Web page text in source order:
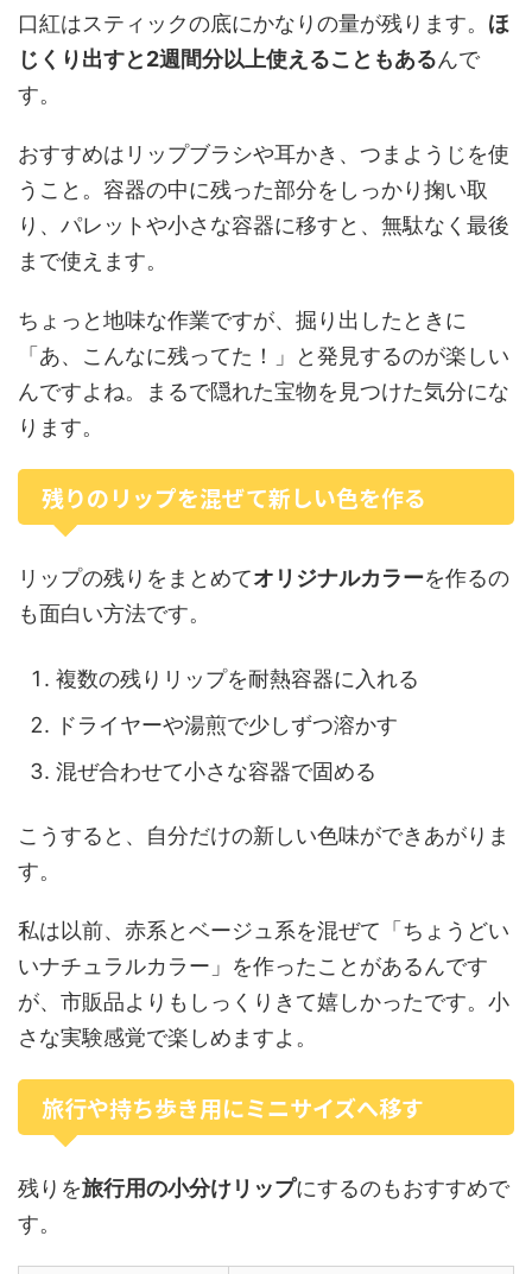
口紅はスティックの底にかなりの量が残ります。 ほ
じくり出すと2週間分以上使えることもあるんで
す。
おすすめはリップブラシや耳かき、つまようじを使
うこと。容器の中に残った部分をしっかり掬い取
り、パレットや小さな容器に移すと、無駄なく最後
まで使えます。
ちょっと地味な作業ですが、掘り出したときに
「あ、こんなに残ってた！」と発見するのが楽しい
んですよね。まるで隠れた宝物を見つけた気分にな
ります。
残りのリップを混ぜて新しい色を作る
リップの残りをまとめてオリジナルカラーを作るの
も面白い方法です。
複数の残りリップを耐熱容器に入れる
ドライヤーや湯煎で少しずつ溶かす
混ぜ合わせて小さな容器で固める
こうすると、自分だけの新しい色味ができあがりま
す。
私は以前、赤系とベージュ系を混ぜて「ちょうどい
いナチュラルカラー」を作ったことがあるんです
が、市販品よりもしっくりきて嬉しかったです。小
さな実験感覚で楽しめますよ。
旅行や持ち歩き用にミニサイズへ移す
残りを旅行用の小分けリップにするのもおすすめで
す。